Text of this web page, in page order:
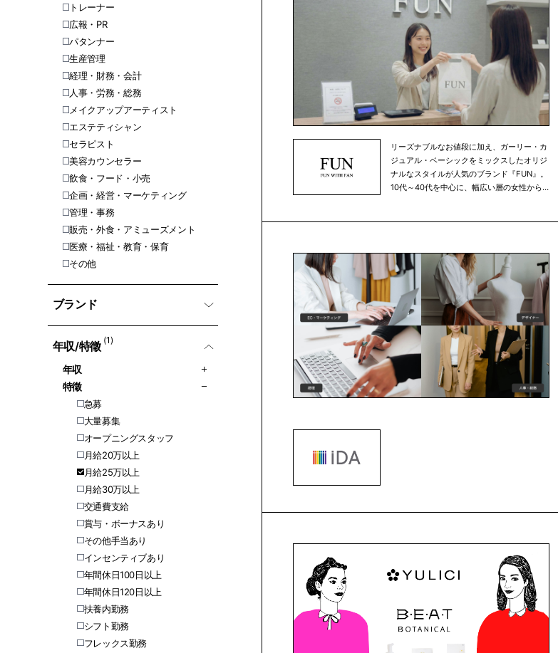
トレーナー
広報・PR
パタンナー
生産管理
経理・財務・会計
人事・労務・総務
メイクアップアーティスト
エステティシャン
セラピスト
美容カウンセラー
飲食・フード・小売
企画・経営・マーケティング
管理・事務
販売・外食・アミューズメント
医療・福祉・教育・保育
その他
ブランド
年収/特徵 (1)
年収
特徵
急募
大量募集
オープニングスタッフ
月給20万以上
月給25万以上
月給30万以上
交通費支給
賞与・ボーナスあり
その他手当あり
インセンティブあり
年間休日100日以上
年間休日120日以上
扶養内勤務
シフト勤務
フレックス勤務
リーズナブルなお値段に加え、ガーリー・カ
ジュアル・ベーシックをミックスしたオリジ
ナルなスタイルが人気のブランド『FUN』。
10代～40代を中心に、幅広い層の女性から
ら、毎年1～3店舗のペースで店舗数を拡大中
です。